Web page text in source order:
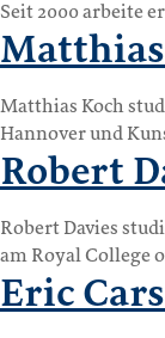
Seit 2000 arbeite
Matthias Koch
Hannover und
Robert
Robert Davies
am Royal College
Eric